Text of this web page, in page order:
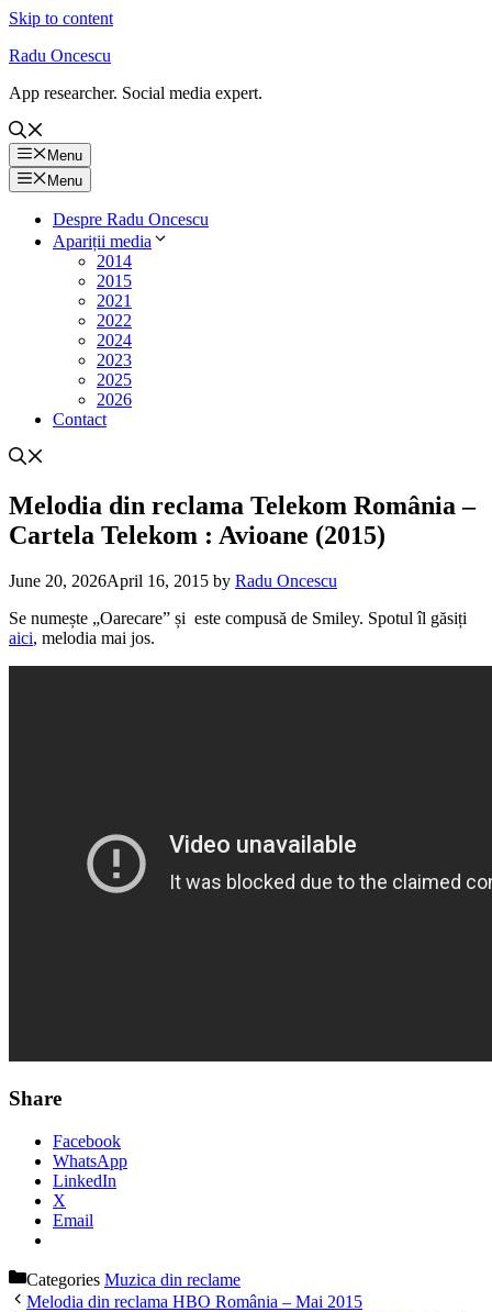
Skip to content
Radu Oncescu
App researcher. Social media expert.
Menu
Menu
Despre Radu Oncescu
Apariții media
2014
2015
2021
2022
2024
2023
2025
2026
Contact
Melodia din reclama Telekom România –
Cartela Telekom : Avioane (2015)
June 20, 2026April 16, 2015 by Radu Oncescu
Se numește „Oarecare” și este compusă de Smiley. Spotul îl găsiți
aici, melodia mai jos.
Share
Facebook
WhatsApp
LinkedIn
X
Email
Categories Muzica din reclame
Melodia din reclama HBO România – Mai 2015